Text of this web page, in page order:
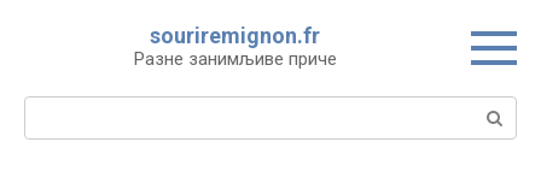
souriremignon.fr
Разне занимљиве приче
Search: